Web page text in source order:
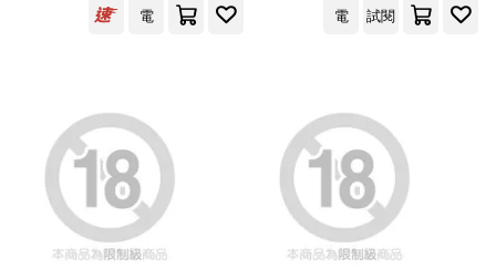
至強工作室編繪(9)
藤子‧F‧不二雄(9)
行政院農業委員會畜產試驗所(9)
紳士出版(13) 臺灣麥克(13)
華夏出版社(13)
電
電
試閱